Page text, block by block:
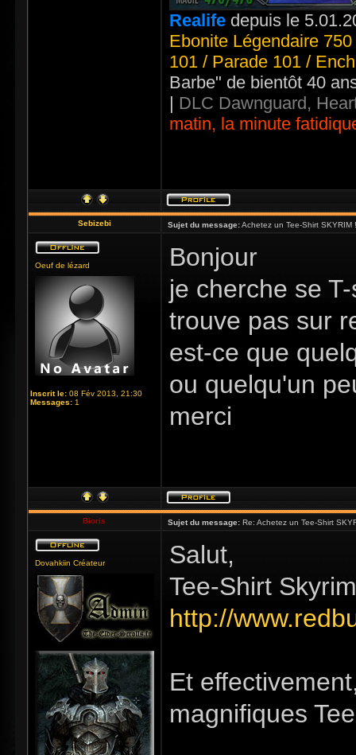
Realife depuis le
Ebonite Légendaire
101 / Parade 101 /
Barbe" de bientôt 40
| DLC Dawnguard,
matin, la minute
Sebizebi Sujet du message:Achetez un Tee-Shirt SKYRIM
Oeuf de lézard
Inscrit le: 08 Fév 2013, 21:30
Messages: 1
Bonjour
je cherche se
trouve pas sur
est-ce que
ou quelqu'un
merci
Bioris Sujet du message: Re: Achetez un Tee-Shirt
Dovahkiin Créateur
Salut,
Tee-Shirt
http://
Et
magnifiques